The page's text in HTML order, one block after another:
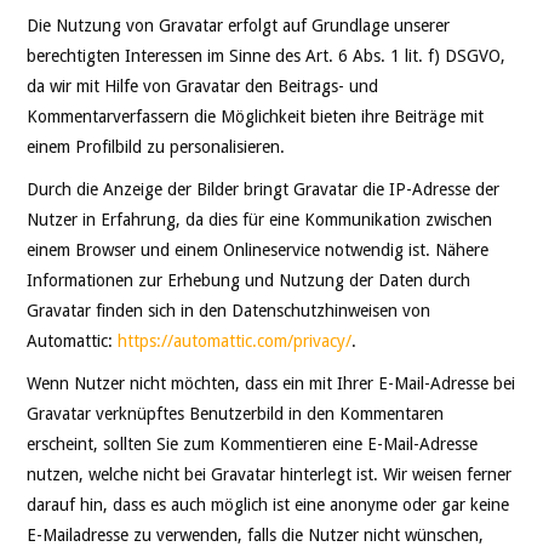
Die Nutzung von Gravatar erfolgt auf Grundlage unserer
berechtigten Interessen im Sinne des Art. 6 Abs. 1 lit. f) DSGVO,
da wir mit Hilfe von Gravatar den Beitrags- und
Kommentarverfassern die Möglichkeit bieten ihre Beiträge mit
einem Profilbild zu personalisieren.
Durch die Anzeige der Bilder bringt Gravatar die IP-Adresse der
Nutzer in Erfahrung, da dies für eine Kommunikation zwischen
einem Browser und einem Onlineservice notwendig ist. Nähere
Informationen zur Erhebung und Nutzung der Daten durch
Gravatar finden sich in den Datenschutzhinweisen von
Automattic: https://automattic.com/privacy/.
Wenn Nutzer nicht möchten, dass ein mit Ihrer E-Mail-Adresse bei
Gravatar verknüpftes Benutzerbild in den Kommentaren
erscheint, sollten Sie zum Kommentieren eine E-Mail-Adresse
nutzen, welche nicht bei Gravatar hinterlegt ist. Wir weisen ferner
darauf hin, dass es auch möglich ist eine anonyme oder gar keine
E-Mailadresse zu verwenden, falls die Nutzer nicht wünschen,